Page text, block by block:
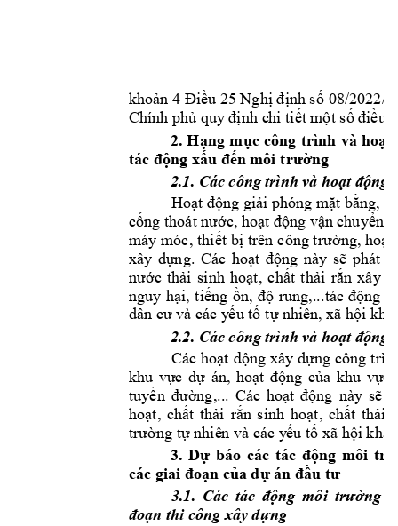
khoản 4 Điều 25 Nghị định số 08/2022/
Chính phủ quy định chi tiết một số điều
2. Hạng mục công trình và hoạt
tác động xấu đến môi trường
2.1. Các công trình và hoạt động
Hoạt động giải phóng mặt bằng,
cống thoát nước, hoạt động vận chuyển
máy móc, thiết bị trên công trường,
xây dựng. Các hoạt động này sẽ phát
nước thải sinh hoạt, chất thải rắn xây
nguy hại, tiếng ồn, độ rung,...tác động
dân cư và các yếu tố tự nhiên, xã hội
2.2. Các công trình và hoạt động
Các hoạt động xây dựng công
khu vực dự án, hoạt động của khu vực
tuyến đường,... Các hoạt động này sẽ
hoạt, chất thải rắn sinh hoạt, chất thải
trường tự nhiên và các yếu tố xã hội
3. Dự báo các tác động môi
các giai đoạn của dự án đầu tư
3.1. Các tác động môi trường
đoạn thi công xây dựng